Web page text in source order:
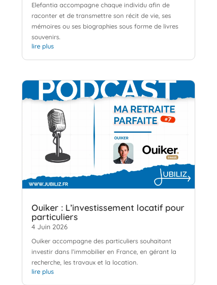
Elefantia accompagne chaque individu afin de
raconter et de transmettre son récit de vie, ses
mémoires ou ses biographies sous forme de livres
souvenirs.
lire plus
Ouiker : L’investissement locatif pour
particuliers
4 Juin 2026
Ouiker accompagne des particuliers souhaitant
investir dans l’immobilier en France, en gérant la
recherche, les travaux et la location.
lire plus